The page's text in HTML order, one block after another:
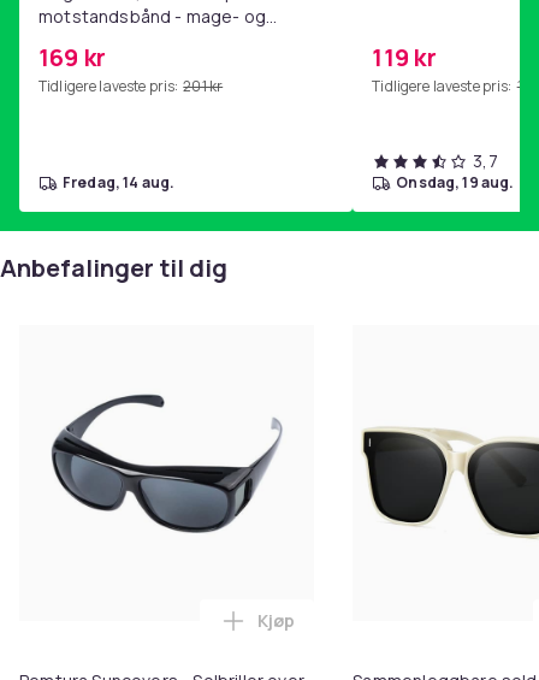
motstandsbånd - mage- og
hjemmegymnastikk Pink
169 kr
Tidligere laveste pris: 201 kr
fredag, 14 aug.
119 kr
Tidligere laveste pris:
3,7
onsdag, 19 aug.
Anbefalinger til dig
Legg Pemtura Suncovers -
Kjøp